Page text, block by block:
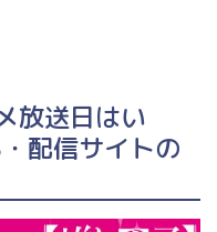
放送日はい
配信サイトの